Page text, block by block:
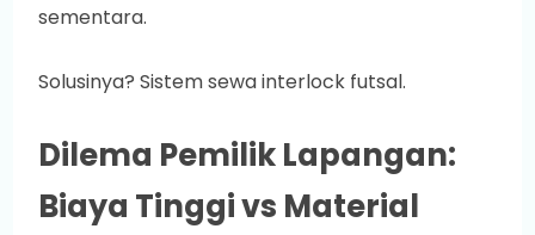
sementara.
Solusinya? Sistem sewa interlock futsal.
Dilema Pemilik Lapangan:
Biaya Tinggi vs Material